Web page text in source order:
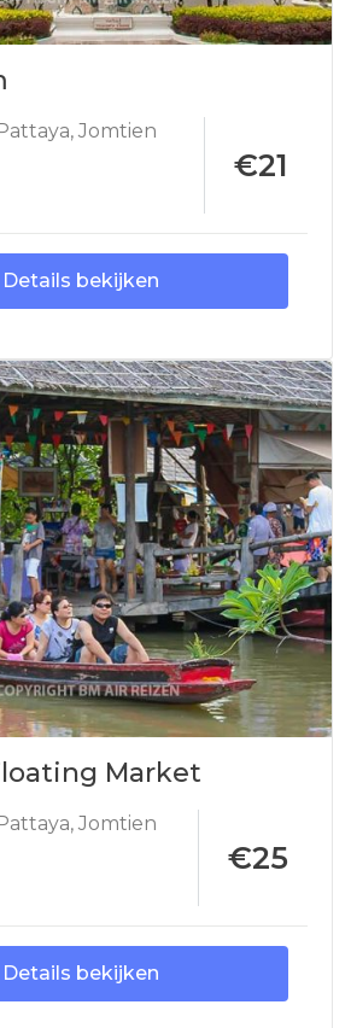
, Jomtien
€21
Details bekijken
Market
, Jomtien
€25
Details bekijken